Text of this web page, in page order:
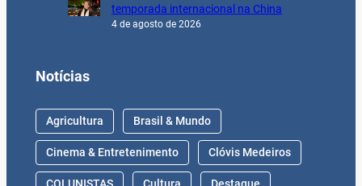
temporada internacional na China
4 de agosto de 2026
Notícias
Agricultura Brasil & Mundo
Cinema & Entretenimento Clóvis Medeiros
COLUNISTAS Cultura Destaque